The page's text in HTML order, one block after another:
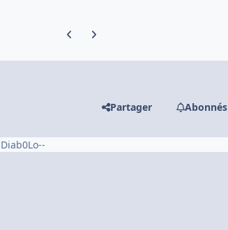
Previous carousel slide
Next carousel slide
Partager Abonnés